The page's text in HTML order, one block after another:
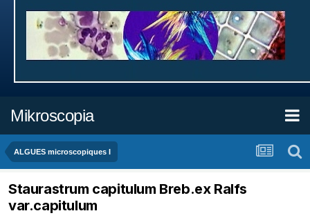
Mikroscopia
ALGUES microscopiques I
Staurastrum capitulum Breb.ex Ralfs
var.capitulum